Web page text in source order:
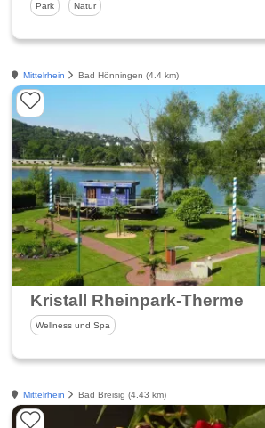
Park Natur
Mittelrhein Bad Hönningen (4.4 km)
Kristall Rheinpark-Therme
Wellness und Spa
Mittelrhein Bad Breisig (4.43 km)